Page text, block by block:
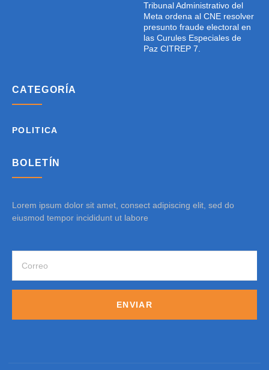
Tribunal Administrativo del
Meta ordena al CNE resolver
presunto fraude electoral en
las Curules Especiales de
Paz CITREP 7.
CATEGORÍA
POLITICA
BOLETÍN
Lorem ipsum dolor sit amet, consect adipiscing elit, sed do
eiusmod tempor incididunt ut labore
ENVIAR